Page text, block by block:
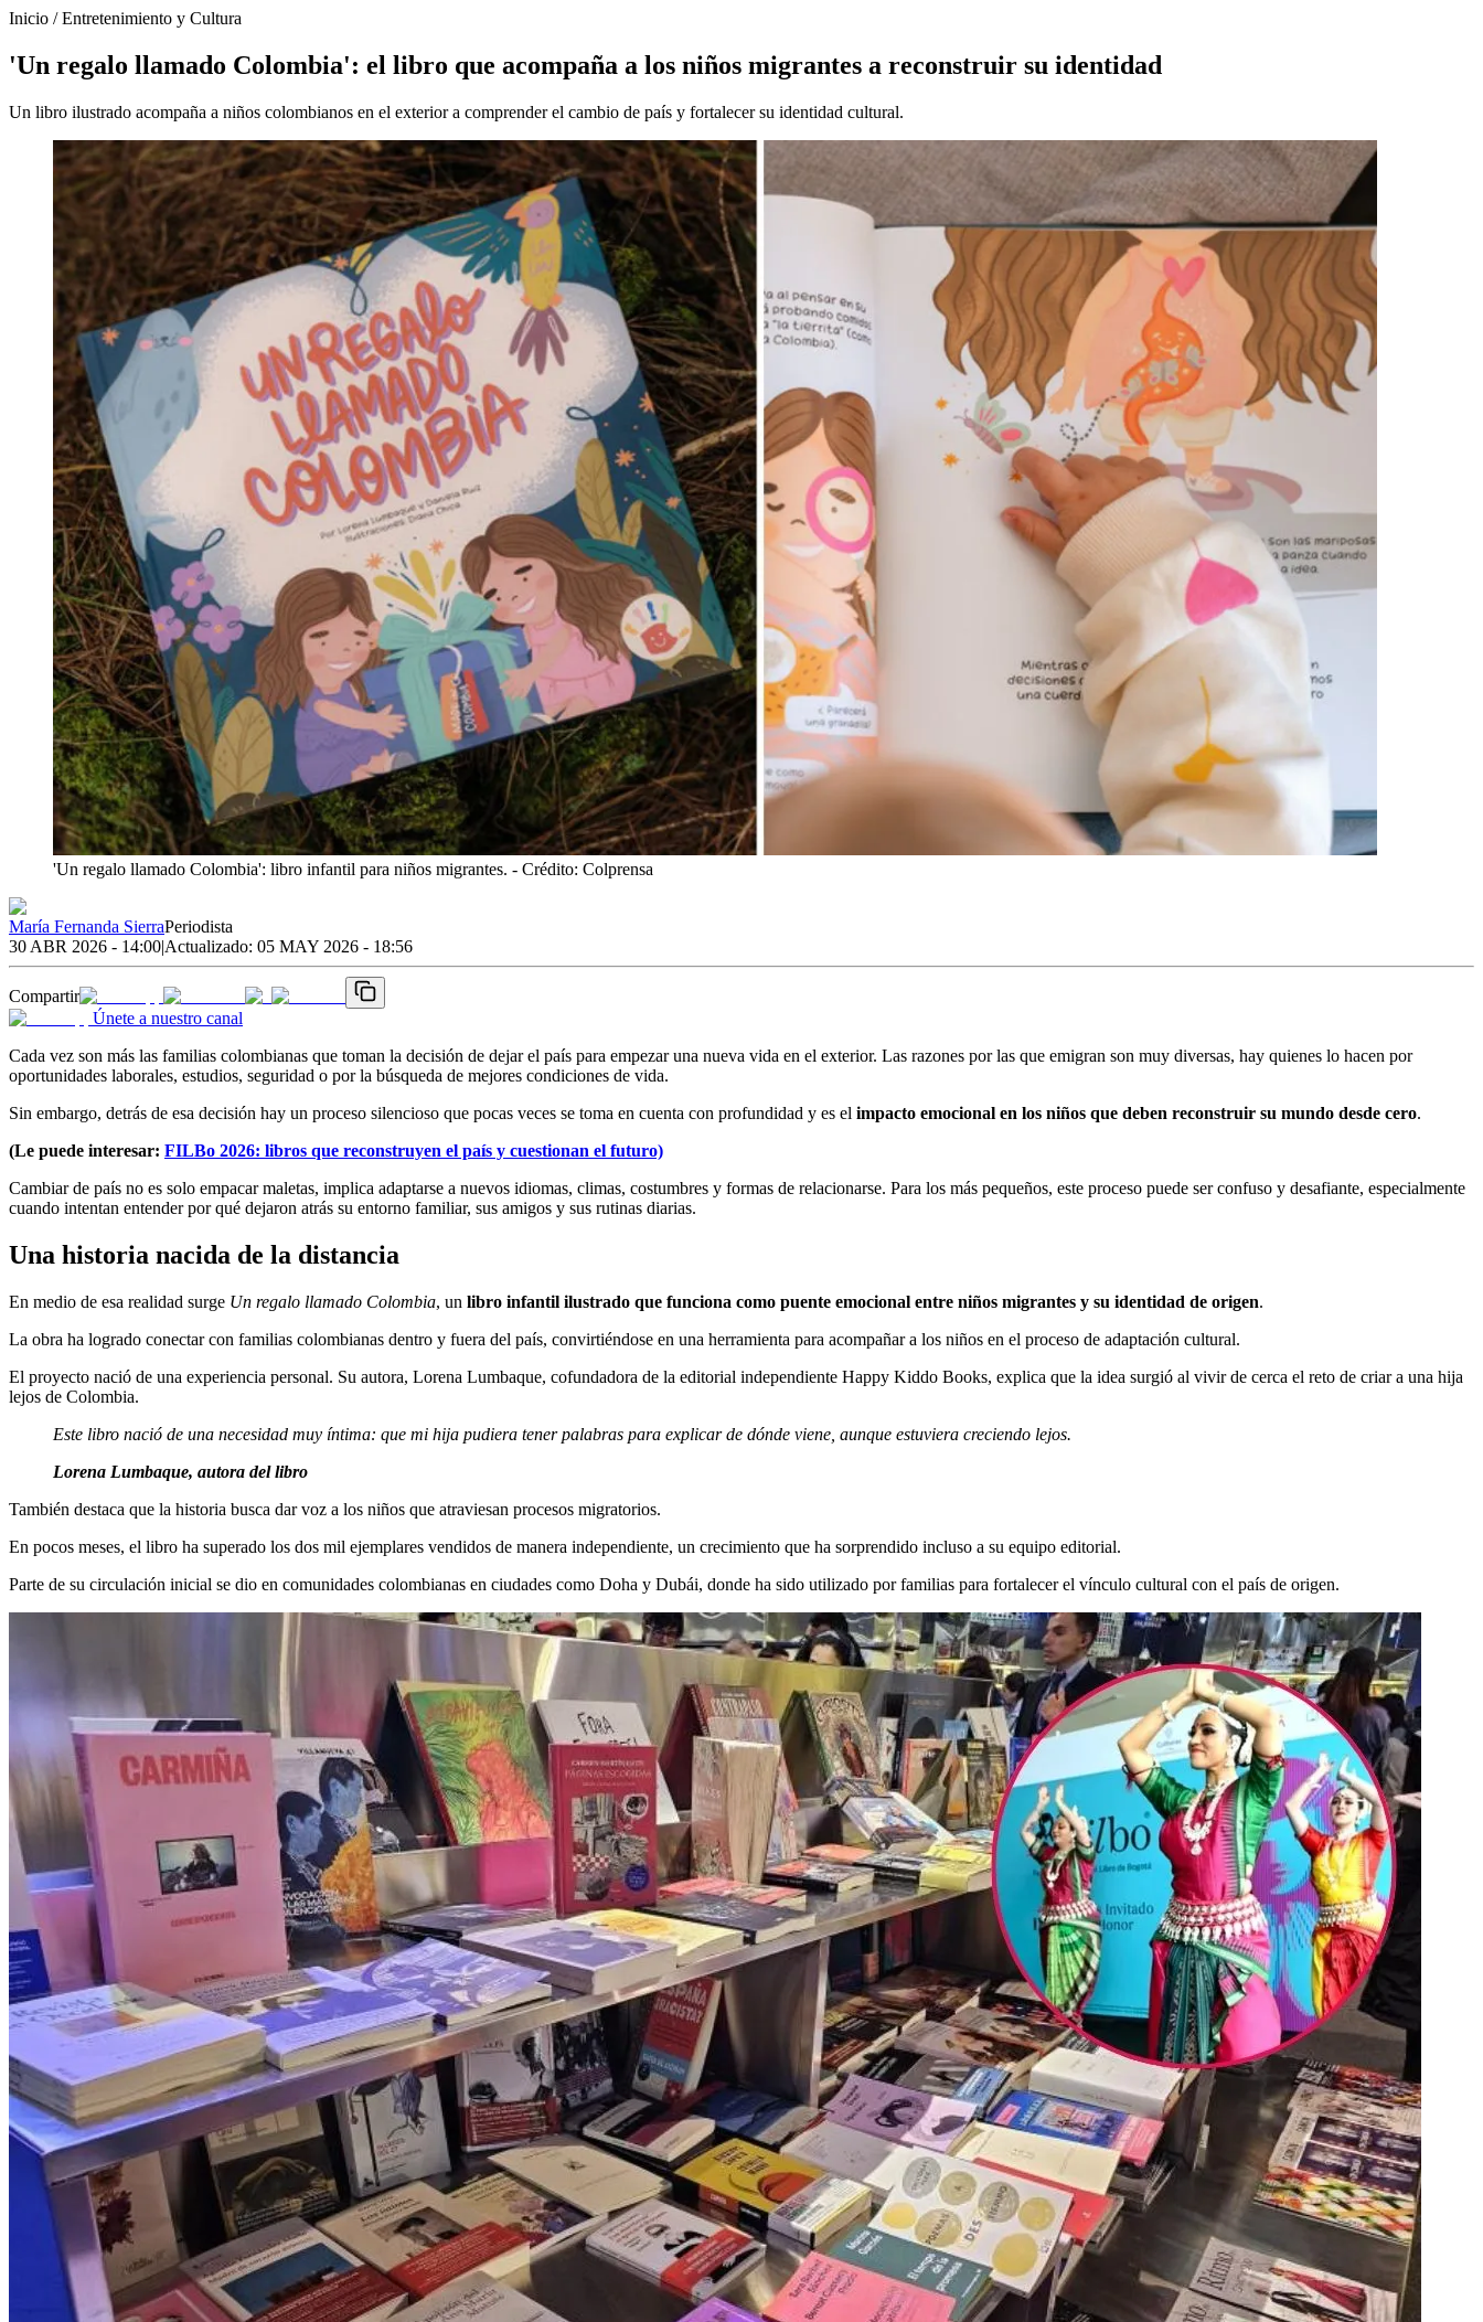
Inicio /Entretenimiento y Cultura
'Un regalo llamado Colombia': el libro que acompaña a los niños migrantes a reconstruir su identidad
Un libro ilustrado acompaña a niños colombianos en el exterior a comprender el cambio de país y fortalecer su identidad cultural.
'Un regalo llamado Colombia': libro infantil para niños migrantes. - Crédito: Colprensa
María Fernanda SierraPeriodista
30 ABR 2026 - 14:00|Actualizado: 05 MAY 2026 - 18:56
Compartir
Únete a nuestro canal
Cada vez son más las familias colombianas que toman la decisión de dejar el país para empezar una nueva vida en el exterior. Las razones por las que emigran son muy diversas, hay quienes lo hacen por
oportunidades laborales, estudios, seguridad o por la búsqueda de mejores condiciones de vida.
Sin embargo, detrás de esa decisión hay un proceso silencioso que pocas veces se toma en cuenta con profundidad y es el impacto emocional en los niños que deben reconstruir su mundo desde cero.
(Le puede interesar: FILBo 2026: libros que reconstruyen el país y cuestionan el futuro)
Cambiar de país no es solo empacar maletas, implica adaptarse a nuevos idiomas, climas, costumbres y formas de relacionarse. Para los más pequeños, este proceso puede ser confuso y desafiante, especialmente
cuando intentan entender por qué dejaron atrás su entorno familiar, sus amigos y sus rutinas diarias.
Una historia nacida de la distancia
En medio de esa realidad surge Un regalo llamado Colombia, un libro infantil ilustrado que funciona como puente emocional entre niños migrantes y su identidad de origen.
La obra ha logrado conectar con familias colombianas dentro y fuera del país, convirtiéndose en una herramienta para acompañar a los niños en el proceso de adaptación cultural.
El proyecto nació de una experiencia personal. Su autora, Lorena Lumbaque, cofundadora de la editorial independiente Happy Kiddo Books, explica que la idea surgió al vivir de cerca el reto de criar a una hija
lejos de Colombia.
Este libro nació de una necesidad muy íntima: que mi hija pudiera tener palabras para explicar de dónde viene, aunque estuviera creciendo lejos.
Lorena Lumbaque, autora del libro
También destaca que la historia busca dar voz a los niños que atraviesan procesos migratorios.
En pocos meses, el libro ha superado los dos mil ejemplares vendidos de manera independiente, un crecimiento que ha sorprendido incluso a su equipo editorial.
Parte de su circulación inicial se dio en comunidades colombianas en ciudades como Doha y Dubái, donde ha sido utilizado por familias para fortalecer el vínculo cultural con el país de origen.